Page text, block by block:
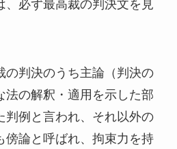
、必ず最高裁の判決文を見
の判決のうち主論（判決の
法の解釈・適用を示した部
判例と言われ、それ以外の
傍論と呼ばれ、拘束力を持